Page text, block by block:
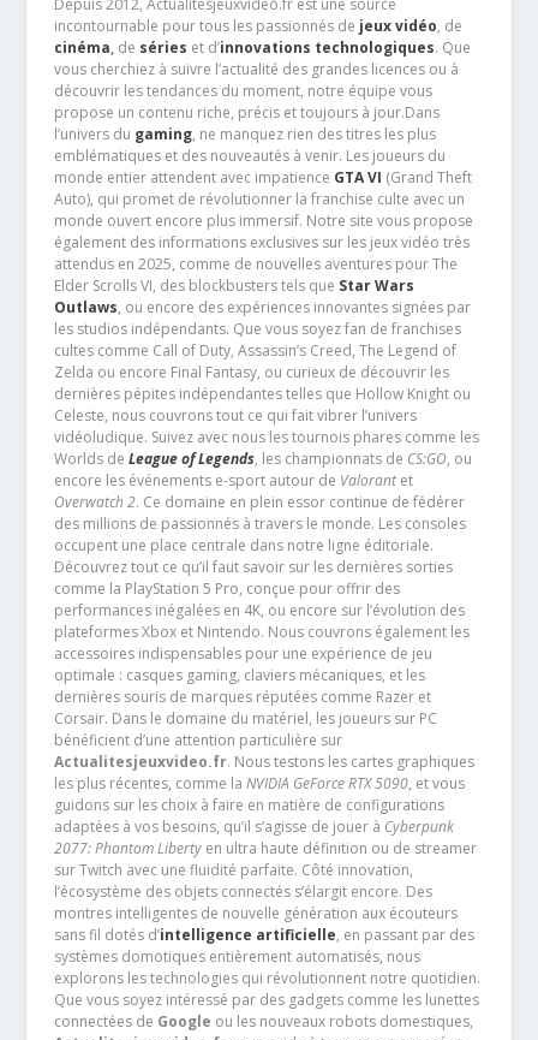
Depuis 2012, Actualitesjeuxvideo.fr est une source
incontournable pour tous les passionnés de jeux vidéo, de
cinéma,de séries et d’innovations technologiques. Que
vous cherchiez à suivre l’actualité des grandes licences ou à
découvrir les tendances du moment, notre équipe vous
propose un contenu riche, précis et toujours à jour.Dans
l’univers du gaming, ne manquez rien des titres les plus
emblématiques et des nouveautés à venir. Les joueurs du
monde entier attendent avec impatience GTA VI (Grand Theft
Auto), qui promet de révolutionner la franchise culte avec un
monde ouvert encore plus immersif. Notre site vous propose
également des informations exclusives sur les jeux vidéo très
attendus en 2025, comme de nouvelles aventures pour The
Elder Scrolls VI, des blockbusters tels que Star Wars
Outlaws, ou encore des expériences innovantes signées par
les studios indépendants. Que vous soyez fan de franchises
cultes comme Call of Duty, Assassin’s Creed, The Legend of
Zelda ou encore Final Fantasy, ou curieux de découvrir les
dernières pépites indépendantes telles que Hollow Knight ou
Celeste, nous couvrons tout ce qui fait vibrer l’univers
vidéoludique. Suivez avec nous les tournois phares comme les
Worlds de League of Legends, les championnats de CS:GO, ou
encore les événements e-sport autour de Valorantet
Overwatch 2. Ce domaine en plein essor continue de fédérer
des millions de passionnés à travers le monde. Les consoles
occupent une place centrale dans notre ligne éditoriale.
Découvrez tout ce qu’il faut savoir sur les dernières sorties
comme la PlayStation 5 Pro, conçue pour offrir des
performances inégalées en 4K, ou encore sur l’évolution des
plateformes Xbox et Nintendo. Nous couvrons également les
accessoires indispensables pour une expérience de jeu
optimale : casques gaming, claviers mécaniques, et les
dernières souris de marques réputées comme Razer et
Corsair. Dans le domaine du matériel, les joueurs sur PC
bénéficient d’une attention particulière sur
Actualitesjeuxvideo.fr. Nous testons les cartes graphiques
les plus récentes, comme la NVIDIA GeForce RTX 5090, et vous
guidons sur les choix à faire en matière de configurations
adaptées à vos besoins, qu’il s’agisse de jouer à Cyberpunk
2077: Phantom Libertyen ultra haute définition ou de streamer
sur Twitch avec une fluidité parfaite. Côté innovation,
l’écosystème des objets connectés s’élargit encore. Des
montres intelligentes de nouvelle génération aux écouteurs
sans fil dotés d’intelligence artificielle, en passant par des
systèmes domotiques entièrement automatisés, nous
explorons les technologies qui révolutionnent notre quotidien.
Que vous soyez intéressé par des gadgets comme les lunettes
connectées de Google ou les nouveaux robots domestiques,